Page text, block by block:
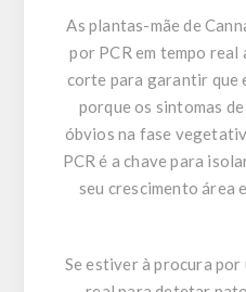
As plantas-mãe de
por PCR em tempo
corte para garantir que
porque os sintomas de
óbvios na fase
PCR é a chave para
seu crescimento área
Se estiver à procura por